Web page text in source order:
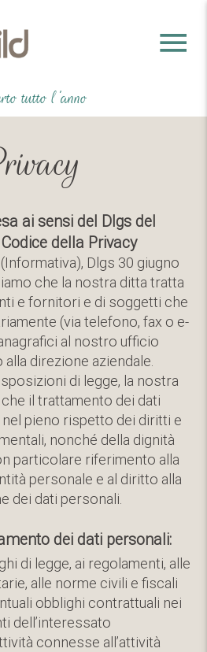
tutto l'anno
ai sensi del Dlgs del
della Privacy
Dlgs 30 giugno
che la nostra ditta tratta
e fornitori e di soggetti che
(via telefono, fax o e-
al nostro ufficio
direzione aziendale.
di legge, la nostra
il trattamento dei dati
pieno rispetto dei diritti e
nonché della dignità
particolare riferimento alla
personale e al diritto alla
dei dati personali.
dei dati personali:
di legge, ai regolamenti, alle
alle norme civili e fiscali
obblighi contrattuali nei
dell’interessato
connesse all’attività